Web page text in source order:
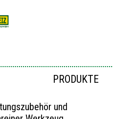
PRODUKTE
und